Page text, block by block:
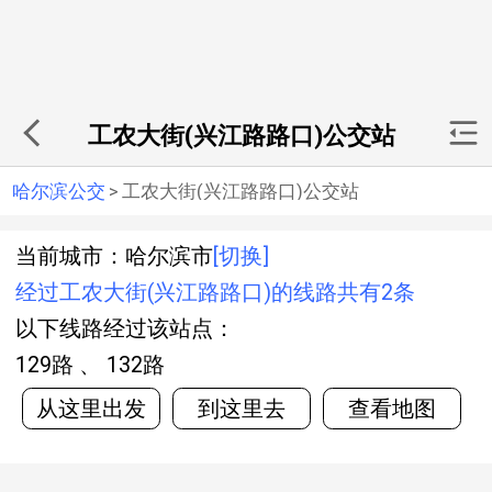
工农大街(兴江路路口)公交站
哈尔滨公交 > 工农大街(兴江路路口)公交站
当前城市：哈尔滨市 [切换]
经过工农大街(兴江路路口)的线路共有2条
以下线路经过该站点：
129路 、 132路
从这里出发
到这里去 查看地图